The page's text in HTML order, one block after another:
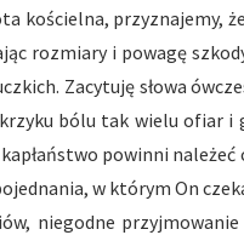
kościelna, przyznajemy,
rozmiary i powagę
Zacytuję słowa
krzyku bólu tak wielu ofiar
powinni
w którym On
niegodne